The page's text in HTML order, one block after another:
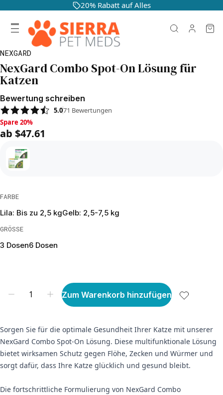
20% Rabatt auf Alles
NEXGARD
NexGard Combo Spot-On Lösung für
Katzen
Bewertung schreiben
5.071 Bewertungen
Spare 20%, ab $47.61
Spare 20%
ab $47.61
FARBE
Lila: Bis zu 2,5 kgGelb: 2,5-7,5 kg
GRÖSSE
3 Dosen6 Dosen
Zum Warenkorb hinzufügen
Sorgen Sie für die optimale Gesundheit Ihrer Katze mit unserer
NexGard Combo Spot-On Lösung. Diese multifunktionale Lösung
bietet wirksamen Schutz gegen Flöhe, Zecken und Würmer und
sorgt dafür, dass Ihre Katze glücklich und gesund bleibt.
Die fortschrittliche Formulierung von NexGard Combo